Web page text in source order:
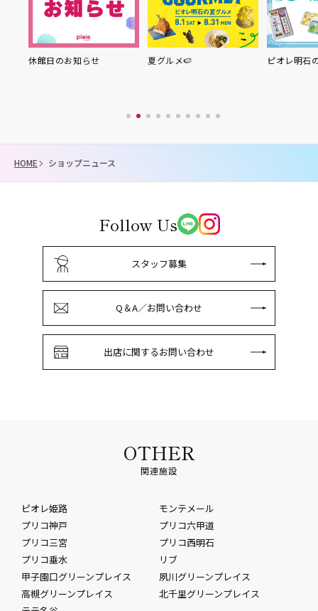
休館日のお知らせ 夏グルメ🍉 ピオレ明石
HOME ショップニュース
Follow Us
スタッフ募集
Q＆A／お問い合わせ
出店に関するお問い合わせ
OTHER
関連施設
ピオレ姫路
モンテメール
プリコ神戸
プリコ六甲道
プリコ三宮
プリコ西明石
プリコ垂水
リブ
甲子園口グリーンプレイス
夙川グリーンプレイス
高槻グリーンプレイス
北千里グリーンプレイス